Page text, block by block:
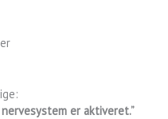
er aktiveret.”